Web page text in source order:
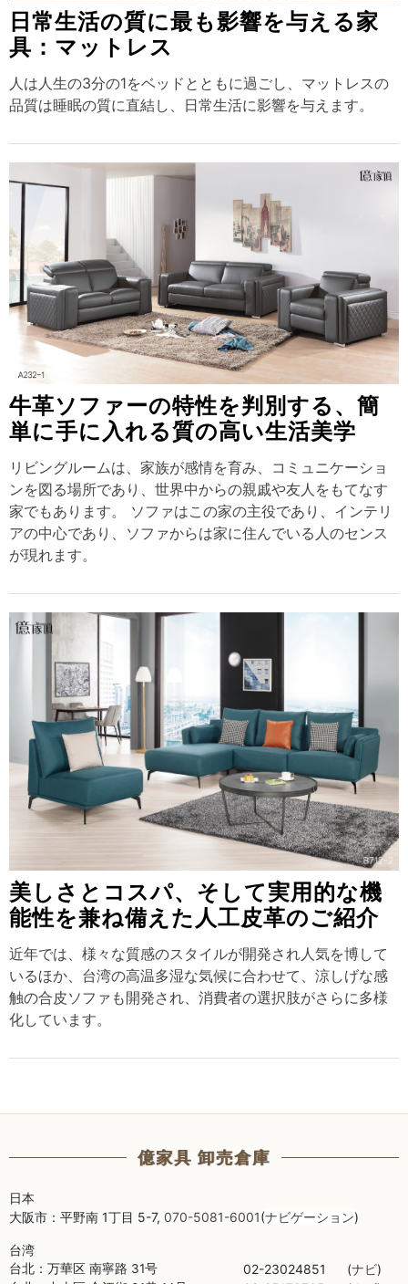
日常生活の質に最も影響を与える家
具：マットレス
人は人生の3分の1をベッドとともに過ごし、マットレスの
品質は睡眠の質に直結し、日常生活に影響を与えます。
牛革ソファーの特性を判別する、簡
単に手に入れる質の高い生活美学
リビングルームは、家族が感情を育み、コミュニケーショ
ンを図る場所であり、世界中からの親戚や友人をもてなす
家でもあります。 ソファはこの家の主役であり、インテリ
アの中心であり、ソファからは家に住んでいる人のセンス
が現れます。
美しさとコスパ、そして実用的な機
能性を兼ね備えた人工皮革のご紹介
近年では、様々な質感のスタイルが開発され人気を博して
いるほか、台湾の高温多湿な気候に合わせて、涼しげな感
触の合皮ソファも開発され、消費者の選択肢がさらに多様
化しています。
億家具 卸売倉庫
日本
大阪市：平野南 1丁目 5-7, 070-5081-6001(ナビゲーション)
台湾
台北：万華区 南寧路 31号
02-23024851 (ナビ)